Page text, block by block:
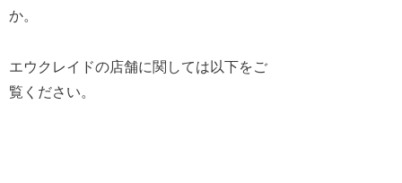
か。
エウクレイドの店舗に関しては以下をご
覧ください。